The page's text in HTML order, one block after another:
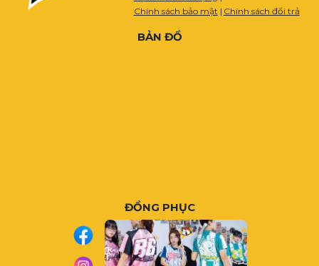
Chính sách bảo mật | Chính sách đổi trả
BẢN ĐỒ
ĐỒNG PHỤC